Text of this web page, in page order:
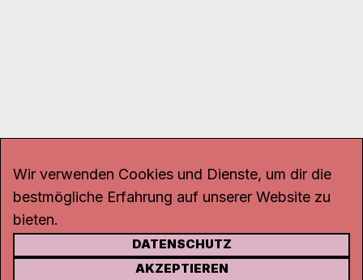
KONTAKT
Wir verwenden Cookies und Dienste, um dir die
bestmögliche Erfahrung auf unserer Website zu
bieten.
DATENSCHUTZ
AKZEPTIEREN